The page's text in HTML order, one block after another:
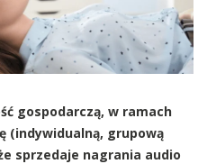
gospodarczą, w ramach
(indywidualną, grupową
sprzedaje nagrania audio